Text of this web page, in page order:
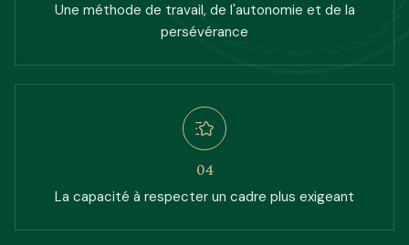
Une méthode de travail, de l'autonomie et de la
persévérance
04
La capacité à respecter un cadre plus exigeant